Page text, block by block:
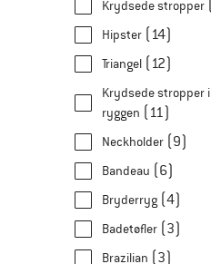
45 46 92
140 152
55 CM 57 CM 59 CM
Krydsede stropper
Hipster (14)
Triangel (12)
Krydsede stropper i
ryggen
(11)
Neckholder (9)
Bandeau (6)
Bryderryg (4)
Badetøfler (3)
Brazilian (3)